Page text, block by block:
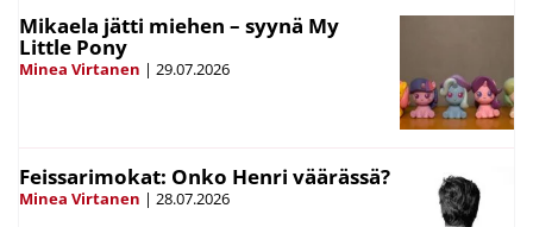
Mikaela jätti miehen – syynä My
Little Pony
Minea Virtanen | 29.07.2026
Feissarimokat: Onko Henri väärässä?
Minea Virtanen | 28.07.2026